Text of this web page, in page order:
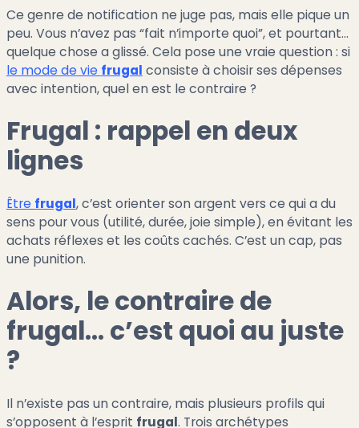
Ce genre de notification ne juge pas, mais elle pique un
peu. Vous n’avez pas “fait n’importe quoi”, et pourtant…
quelque chose a glissé. Cela pose une vraie question : si
le mode de vie frugal consiste à choisir ses dépenses
avec intention, quel en est le contraire ?
Frugal : rappel en deux
lignes
Être frugal, c’est orienter son argent vers ce qui a du
sens pour vous (utilité, durée, joie simple), en évitant les
achats réflexes et les coûts cachés. C’est un cap, pas
une punition.
Alors, le contraire de
frugal… c’est quoi au juste
?
Il n’existe pas un contraire, mais plusieurs profils qui
s’opposent à l’esprit frugal. Trois archétypes